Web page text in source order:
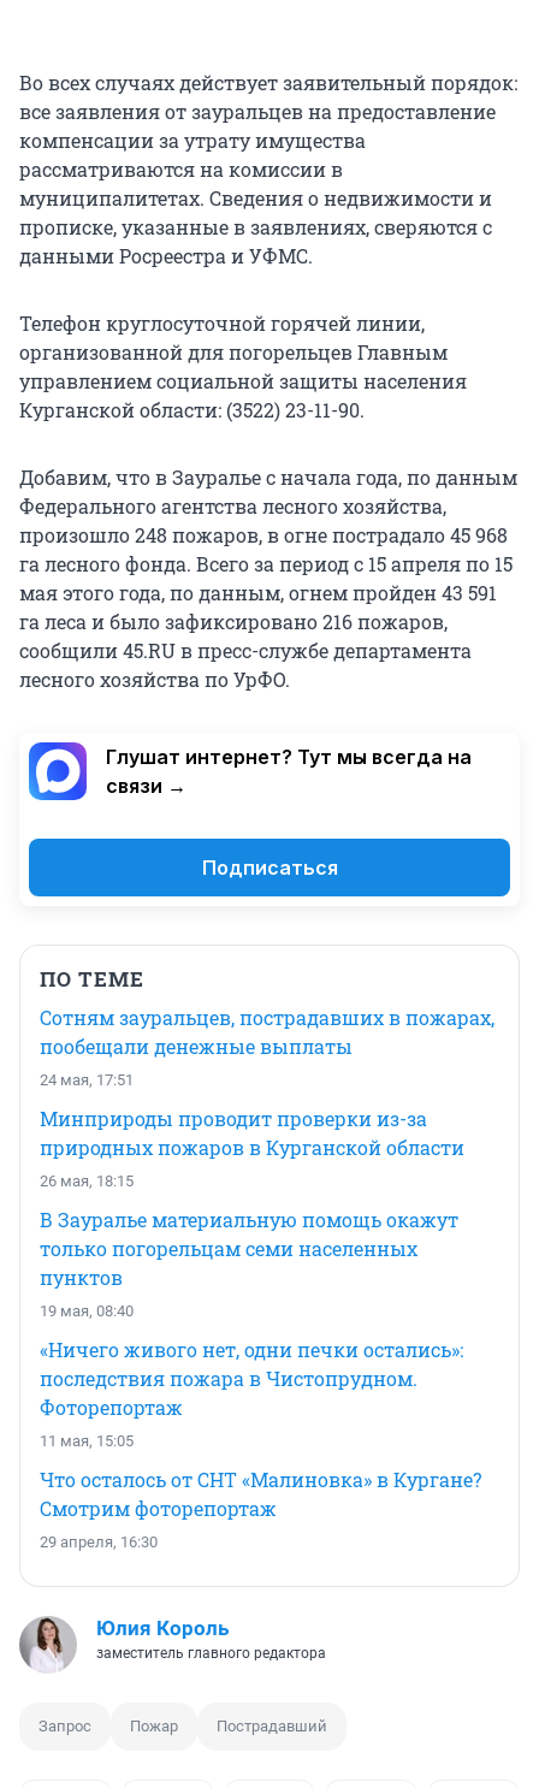
Во всех случаях действует заявительный порядок:
все заявления от зауральцев на предоставление
компенсации за утрату имущества
рассматриваются на комиссии в
муниципалитетах. Сведения о недвижимости и
прописке, указанные в заявлениях, сверяются с
данными Росреестра и УФМС.
Телефон круглосуточной горячей линии,
организованной для погорельцев Главным
управлением социальной защиты населения
Курганской области: (3522) 23-11-90.
Добавим, что в Зауралье с начала года, по данным
Федерального агентства лесного хозяйства,
произошло 248 пожаров, в огне пострадало 45 968
га лесного фонда. Всего за период с 15 апреля по 15
мая этого года, по данным, огнем пройден 43 591
га леса и было зафиксировано 216 пожаров,
сообщили 45.RU в пресс-службе департамента
лесного хозяйства по УрФО.
Глушат интернет? Тут мы всегда на
связи →
Подписаться
ПО ТЕМЕ
Сотням зауральцев, пострадавших в пожарах,
пообещали денежные выплаты
24 мая, 17:51
Минприроды проводит проверки из-за
природных пожаров в Курганской области
26 мая, 18:15
В Зауралье материальную помощь окажут
только погорельцам семи населенных
пунктов
19 мая, 08:40
«Ничего живого нет, одни печки остались»:
последствия пожара в Чистопрудном.
Фоторепортаж
11 мая, 15:05
Что осталось от СНТ «Малиновка» в Кургане?
Смотрим фоторепортаж
29 апреля, 16:30
Юлия Король
заместитель главного редактора
Запрос Пожар Пострадавший